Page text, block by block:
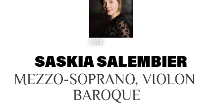
©DR
SASKIA SALEMBIER
MEZZO-SOPRANO, VIOLON
BAROQUE